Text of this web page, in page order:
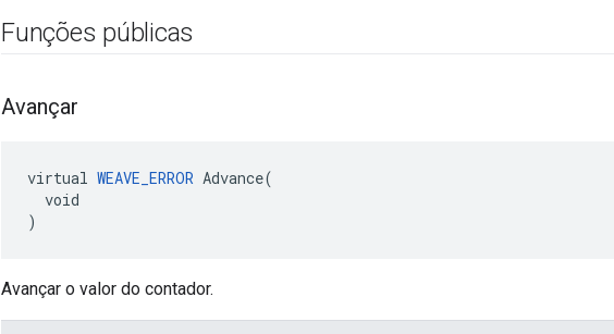
Funções públicas
Avançar
virtual WEAVE_ERROR Advance(
  void
)
Avançar o valor do contador.